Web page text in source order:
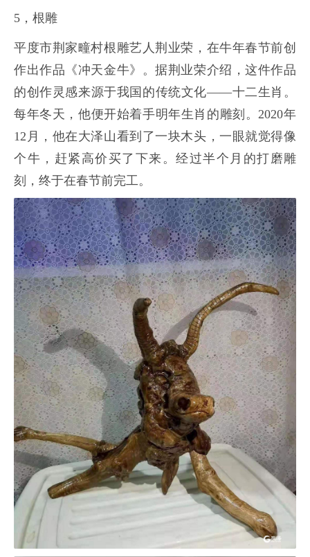
5，根雕
平度市荆家疃村根雕艺人荆业荣，在牛年春节前创
作出作品《冲天金牛》。据荆业荣介绍，这件作品
的创作灵感来源于我国的传统文化——十二生肖。
每年冬天，他便开始着手明年生肖的雕刻。2020年
12月，他在大泽山看到了一块木头，一眼就觉得像
个牛，赶紧高价买了下来。经过半个月的打磨雕
刻，终于在春节前完工。